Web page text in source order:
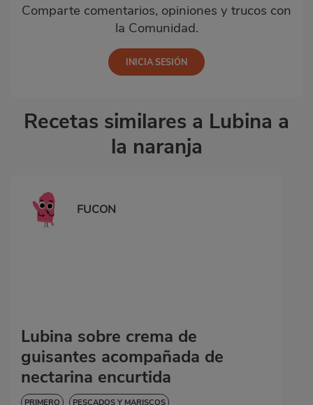
Comparte comentarios, opiniones y trucos con
la Comunidad.
Recetas similares a Lubina a
la naranja
FUCON
Lubina sobre crema de
guisantes acompañada de
nectarina encurtida
PRIMERO PESCADOS Y MARISCOS